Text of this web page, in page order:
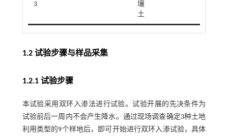
3
壤
土
1.2 试验步骤与样品采集
1.2.1 试验步骤
本试验采用双环入渗法进行试验。试验开展的先决条件为
试验前后一周内不会产生降水。通过现场调查确定3种土地
利用类型的9个样地后，即可开始进行双环入渗试验，具体